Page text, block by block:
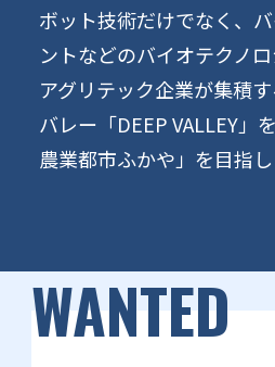
ボット技術だけでなく、
ントなどのバイオテクノロ
アグリテック企業が集積
バレー「DEEP VALLEY」
農業都市ふかや」を目指し
WANTED